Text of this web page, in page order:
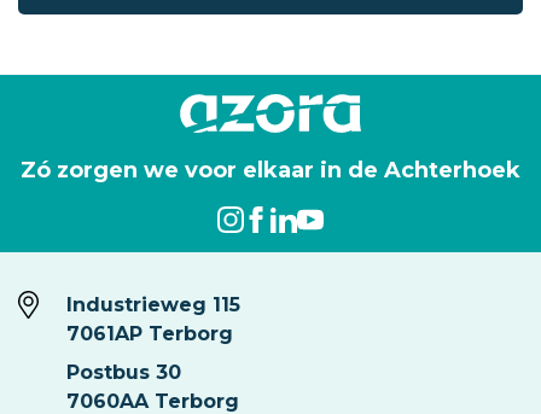
Zó zorgen we voor elkaar in de Achterhoek
Industrieweg 115
7061AP Terborg
Postbus 30
7060AA Terborg